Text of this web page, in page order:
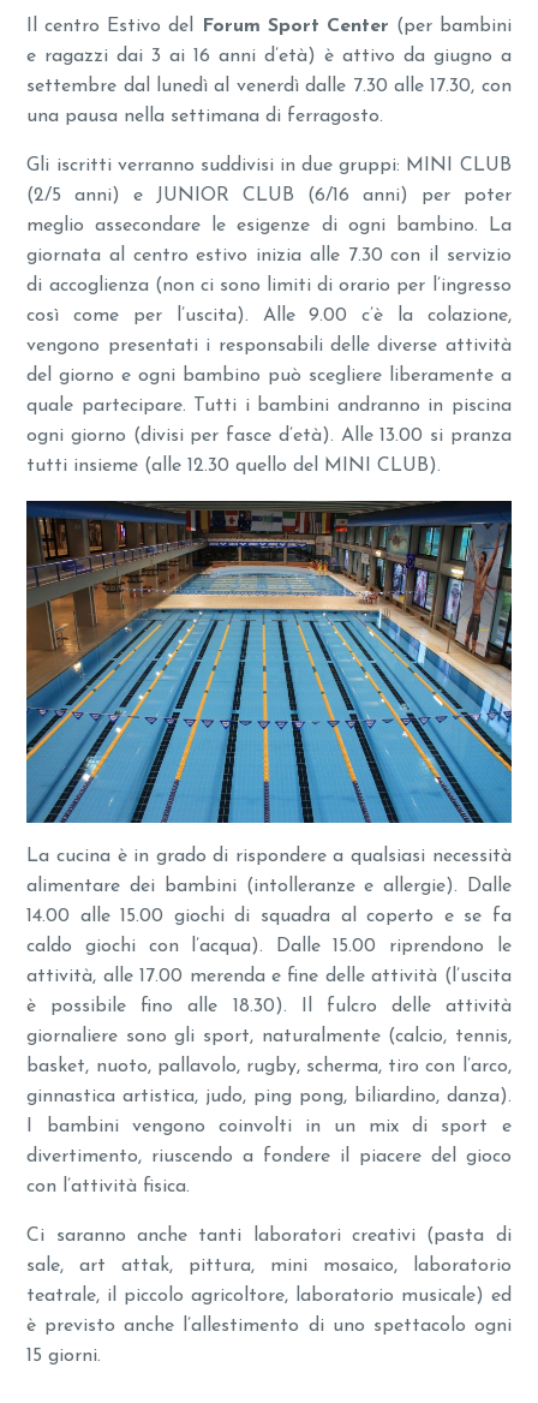
Il centro Estivo del Forum Sport Center (per bambini
e ragazzi dai 3 ai 16 anni d’età) è attivo da giugno a
settembre dal lunedì al venerdì dalle 7.30 alle 17.30, con
una pausa nella settimana di ferragosto.
Gli iscritti verranno suddivisi in due gruppi: MINI CLUB
(2/5 anni) e JUNIOR CLUB (6/16 anni) per poter
meglio assecondare le esigenze di ogni bambino. La
giornata al centro estivo inizia alle 7.30 con il servizio
di accoglienza (non ci sono limiti di orario per l’ingresso
così come per l’uscita). Alle 9.00 c’è la colazione,
vengono presentati i responsabili delle diverse attività
del giorno e ogni bambino può scegliere liberamente a
quale partecipare. Tutti i bambini andranno in piscina
ogni giorno (divisi per fasce d’età). Alle 13.00 si pranza
tutti insieme (alle 12.30 quello del MINI CLUB).
La cucina è in grado di rispondere a qualsiasi necessità
alimentare dei bambini (intolleranze e allergie). Dalle
14.00 alle 15.00 giochi di squadra al coperto e se fa
caldo giochi con l’acqua). Dalle 15.00 riprendono le
attività, alle 17.00 merenda e fine delle attività (l’uscita
è possibile fino alle 18.30). Il fulcro delle attività
giornaliere sono gli sport, naturalmente (calcio, tennis,
basket, nuoto, pallavolo, rugby, scherma, tiro con l’arco,
ginnastica artistica, judo, ping pong, biliardino, danza).
I bambini vengono coinvolti in un mix di sport e
divertimento, riuscendo a fondere il piacere del gioco
con l’attività fisica.
Ci saranno anche tanti laboratori creativi (pasta di
sale, art attak, pittura, mini mosaico, laboratorio
teatrale, il piccolo agricoltore, laboratorio musicale) ed
è previsto anche l’allestimento di uno spettacolo ogni
15 giorni.